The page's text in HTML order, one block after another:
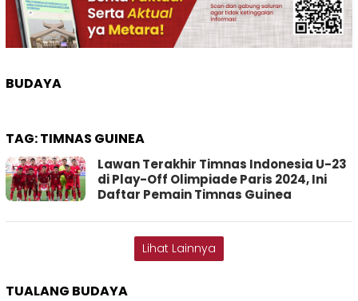
BUDAYA
TAG:TIMNAS GUINEA
Lawan Terakhir Timnas Indonesia U-23
di Play-Off Olimpiade Paris 2024, Ini
Daftar Pemain Timnas Guinea
Lihat Lainnya
TUALANG BUDAYA